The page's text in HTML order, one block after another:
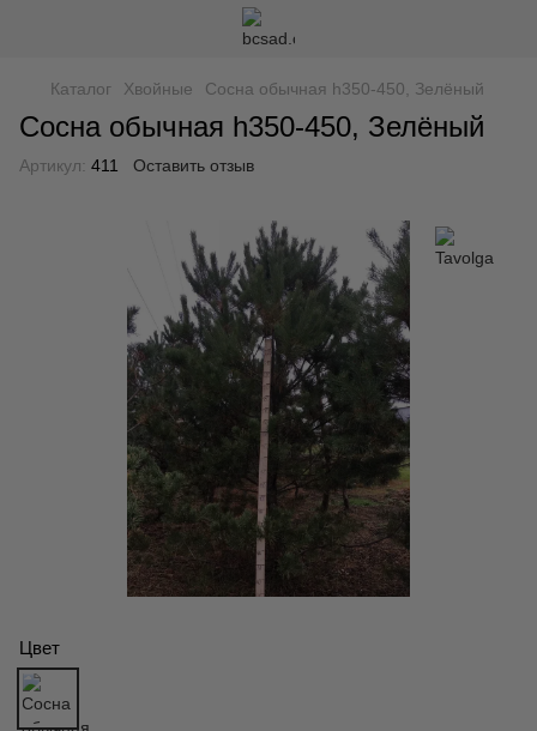
Каталог Хвойные Сосна обычная h350-450, Зелёный
Сосна обычная h350-450, Зелёный
Артикул: 411 Оставить отзыв
Цвет